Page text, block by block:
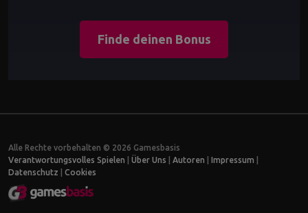
Finde deinen Bonus
Alle Rechte vorbehalten © 2026 Gamesbasis
Verantwortungsvolles Spielen
Über Uns Autoren Impressum
Datenschutz
Cookies